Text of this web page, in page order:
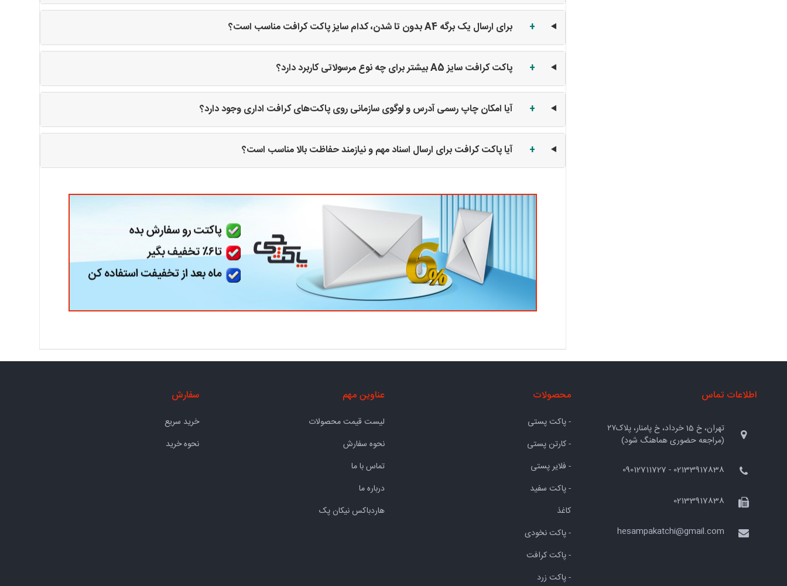
+ برای ارسال یک برگه A4 بدون تا شدن، کدام سایز پاکت کرافت مناسب است؟
+ پاکت کرافت سایز A5 بیشتر برای چه نوع مرسولاتی کاربرد دارد؟
+ آیا امکان چاپ رسمی آدرس و لوگوی سازمانی روی پاکت‌های کرافت اداری وجود دارد؟
+ آیا پاکت کرافت برای ارسال اسناد مهم و نیازمند حفاظت بالا مناسب است؟
اطلاعات تماس
تهران، خ 15 خرداد، خ پامنار، پلاک۲۷
(مراجعه حضوری هماهنگ شود)
02133917838 - 09012711727
02133917838
hesampakatchi@gmail.com
محصولات
- پاکت پستی
- کارتن پستی
- فلایر پستی
- پاکت سفید
کاغذ
- پاکت نخودی
- پاکت کرافت
- پاکت زرد
عناوین مهم
لیست قیمت محصولات
نحوه سفارش
تماس با ما
درباره ما
هاردباکس نیکان پک
سفارش
خرید سریع
نحوه خرید